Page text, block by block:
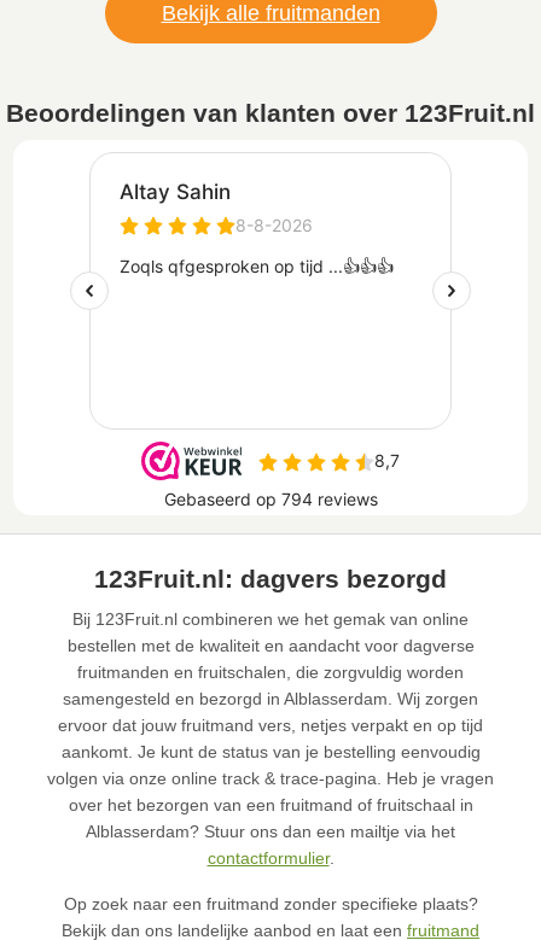
Bekijk alle fruitmanden
Beoordelingen van klanten over 123Fruit.nl
123Fruit.nl: dagvers bezorgd
Bij 123Fruit.nl combineren we het gemak van online
bestellen met de kwaliteit en aandacht voor dagverse
fruitmanden en fruitschalen, die zorgvuldig worden
samengesteld en bezorgd in Alblasserdam. Wij zorgen
ervoor dat jouw fruitmand vers, netjes verpakt en op tijd
aankomt. Je kunt de status van je bestelling eenvoudig
volgen via onze online track & trace-pagina. Heb je vragen
over het bezorgen van een fruitmand of fruitschaal in
Alblasserdam? Stuur ons dan een mailtje via het
contactformulier.
Op zoek naar een fruitmand zonder specifieke plaats?
Bekijk dan ons landelijke aanbod en laat een fruitmand